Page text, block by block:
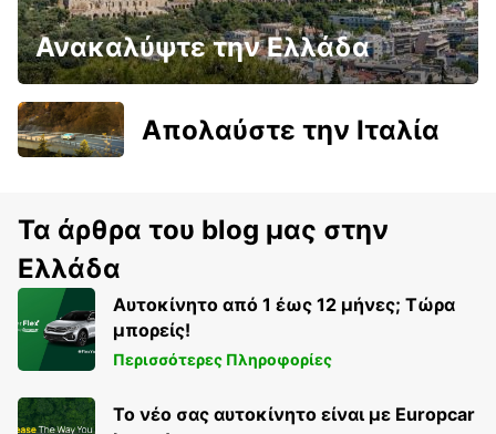
Ανακαλύψτε την Ελλάδα
Απολαύστε την Ιταλία
Τα άρθρα του blog μας στην
Ελλάδα
Αυτοκίνητο από 1 έως 12 μήνες; Τώρα
μπορείς!
Περισσότερες Πληροφορίες
Το νέο σας αυτοκίνητο είναι με Europcar